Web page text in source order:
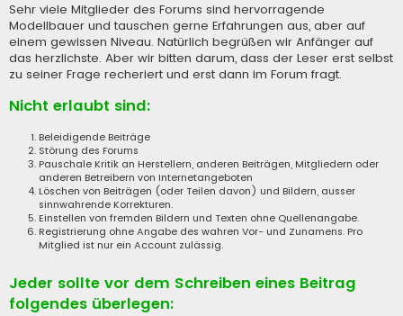
Sehr viele Mitglieder des Forums sind hervorragende
Modellbauer und tauschen gerne Erfahrungen aus, aber auf
einem gewissen Niveau. Natürlich begrüßen wir Anfänger auf
das herzlichste. Aber wir bitten darum, dass der Leser erst selbst
zu seiner Frage recheriert und erst dann im Forum fragt.
Nicht erlaubt sind:
Beleidigende Beiträge
Störung des Forums
Pauschale Kritik an Herstellern, anderen Beiträgen, Mitgliedern oder
anderen Betreibern von Internetangeboten
Löschen von Beiträgen (oder Teilen davon) und Bildern, ausser
sinnwahrende Korrekturen.
Einstellen von fremden Bildern und Texten ohne Quellenangabe.
Registrierung ohne Angabe des wahren Vor- und Zunamens. Pro
Mitglied ist nur ein Account zulässig.
Jeder sollte vor dem Schreiben eines Beitrag
folgendes überlegen: